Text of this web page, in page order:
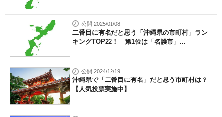
公開 2025/01/08
二番目に有名だと思う「沖縄県の市町村」ラン
キングTOP22！ 第1位は「名護市」...
公開 2024/12/19
沖縄県で「二番目に有名」だと思う市町村は？
【人気投票実施中】